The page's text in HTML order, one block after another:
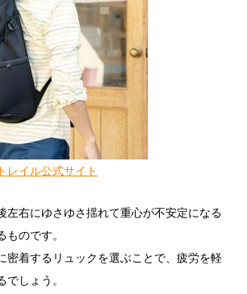
レイル公式サイト
左右にゆさゆさ揺れて重心が不安定になる
のです。
密着するリュックを選ぶことで、疲労を軽
しょう。